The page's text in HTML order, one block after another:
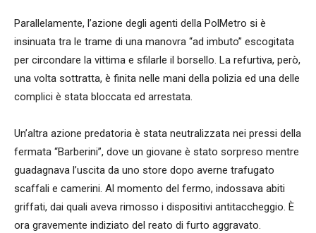
Parallelamente, l’azione degli agenti della PolMetro si è
insinuata tra le trame di una manovra “ad imbuto” escogitata
per circondare la vittima e sfilarle il borsello. La refurtiva, però,
una volta sottratta, è finita nelle mani della polizia ed una delle
complici è stata bloccata ed arrestata.
Un’altra azione predatoria è stata neutralizzata nei pressi della
fermata “Barberini”, dove un giovane è stato sorpreso mentre
guadagnava l’uscita da uno store dopo averne trafugato
scaffali e camerini. Al momento del fermo, indossava abiti
griffati, dai quali aveva rimosso i dispositivi antitaccheggio. È
ora gravemente indiziato del reato di furto aggravato.